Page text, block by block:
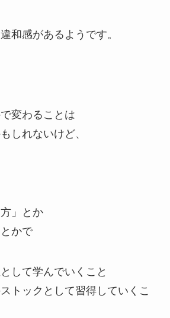
和感があるようです。
変わることは
しれないけど、
」とか
かで
して学んでいくこと
トックとして習得していくこ